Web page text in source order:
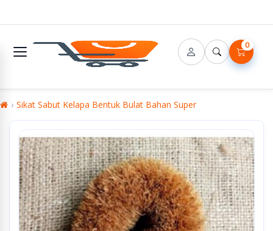
0
Sikat Sabut Kelapa Bentuk Bulat Bahan Super